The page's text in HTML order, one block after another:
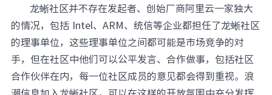
龙蜥社区并不存在发起者、创始厂商阿里云一家独大
的情况，包括 Intel、ARM、统信等企业都担任了龙蜥社区
的理事单位，这些理事单位之间都可能是市场竞争的对
手，但在社区中他们可以公平发言、合作做事，包括社区
合作伙伴在内，每一位社区成员的意见都会得到重视。浪